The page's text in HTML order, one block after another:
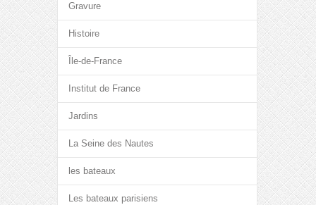
Gravure
Histoire
Île-de-France
Institut de France
Jardins
La Seine des Nautes
les bateaux
Les bateaux parisiens